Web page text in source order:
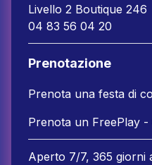
Livello 2 Boutique 246
04 83 56 04 20
Prenotazione
Prenota una festa di
Prenota un FreePlay -
Aperto 7/7, 365 giorni